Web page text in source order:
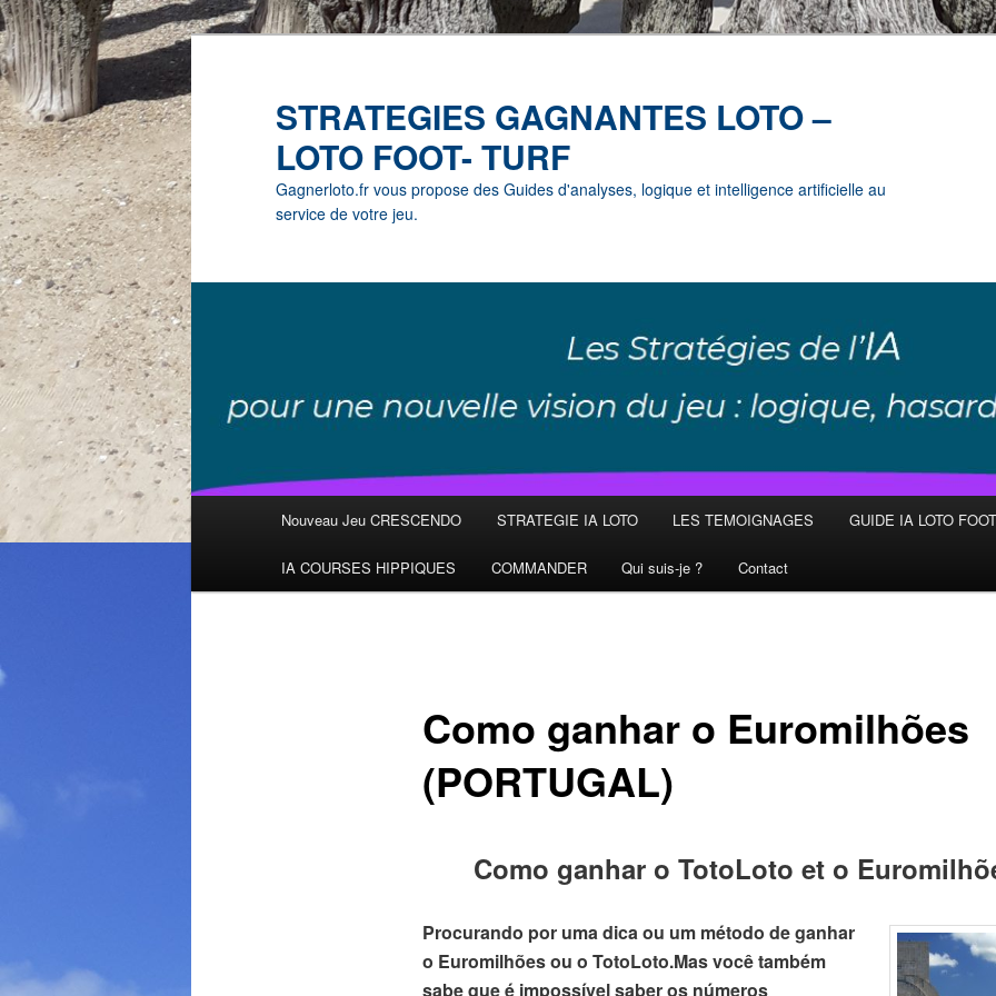
STRATEGIES GAGNANTES LOTO –
LOTO FOOT- TURF
Gagnerloto.fr vous propose des Guides d'analyses, logique et intelligence artificielle au
service de votre jeu.
Aller
au
Nouveau Jeu CRESCENDO STRATEGIE IA LOTO LES TEMOIGNAGES GUIDE IA LOTO FOOT
IA COURSES HIPPIQUES COMMANDER Qui suis-je ? Contact
Como ganhar o Euromilhões
(PORTUGAL)
Como ganhar o TotoLoto et o
Procurando por uma dica ou um método de ganhar
o Euromilhões ou o TotoLoto.Mas você também
sabe que é impossível saber os números